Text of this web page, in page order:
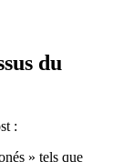
du
:
» tels que